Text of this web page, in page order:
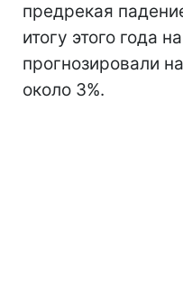
предрекая
итогу этого года
прогнозировали
около 3%.